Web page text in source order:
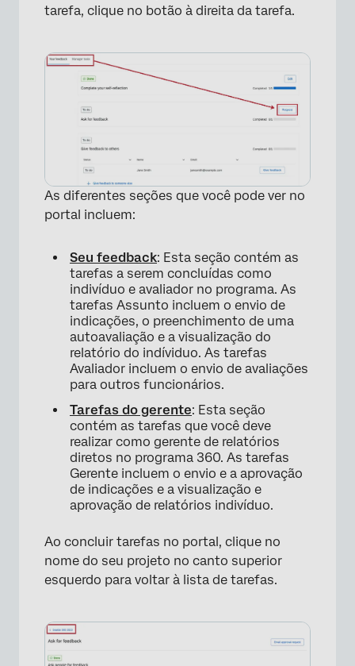
×
tarefa, clique no botão à direita da tarefa.
As diferentes seções que você pode ver no
portal incluem:
Seu feedback: Esta seção contém as
tarefas a serem concluídas como
indivíduo e avaliador no programa. As
tarefas Assunto incluem o envio de
indicações, o preenchimento de uma
autoavaliação e a visualização do
relatório do indíviduo. As tarefas
Avaliador incluem o envio de avaliações
para outros funcionários.
Tarefas do gerente: Esta seção
contém as tarefas que você deve
realizar como gerente de relatórios
diretos no programa 360. As tarefas
Gerente incluem o envio e a aprovação
de indicações e a visualização e
aprovação de relatórios indivíduo.
Ao concluir tarefas no portal, clique no
nome do seu projeto no canto superior
esquerdo para voltar à lista de tarefas.